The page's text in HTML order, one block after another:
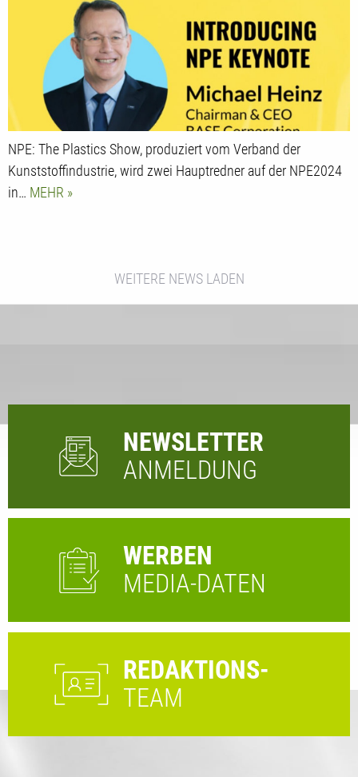
NPE: The Plastics Show, produziert vom Verband der
Kunststoffindustrie, wird zwei Hauptredner auf der NPE2024
in… MEHR
WEITERE NEWS LADEN
NEWSLETTER
ANMELDUNG
WERBEN
MEDIA-DATEN
REDAKTIONS-
TEAM